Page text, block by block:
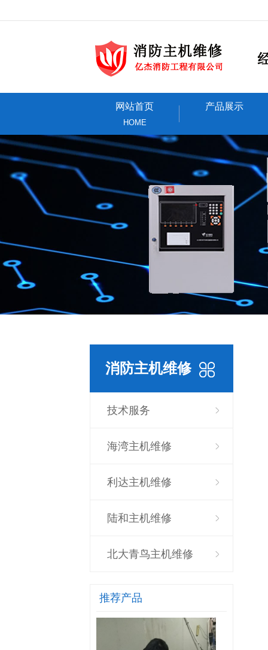
网站首页
HOME
产品展示
消防主机维修
技术服务
海湾主机维修
利达主机维修
陆和主机维修
北大青鸟主机维修
推荐产品